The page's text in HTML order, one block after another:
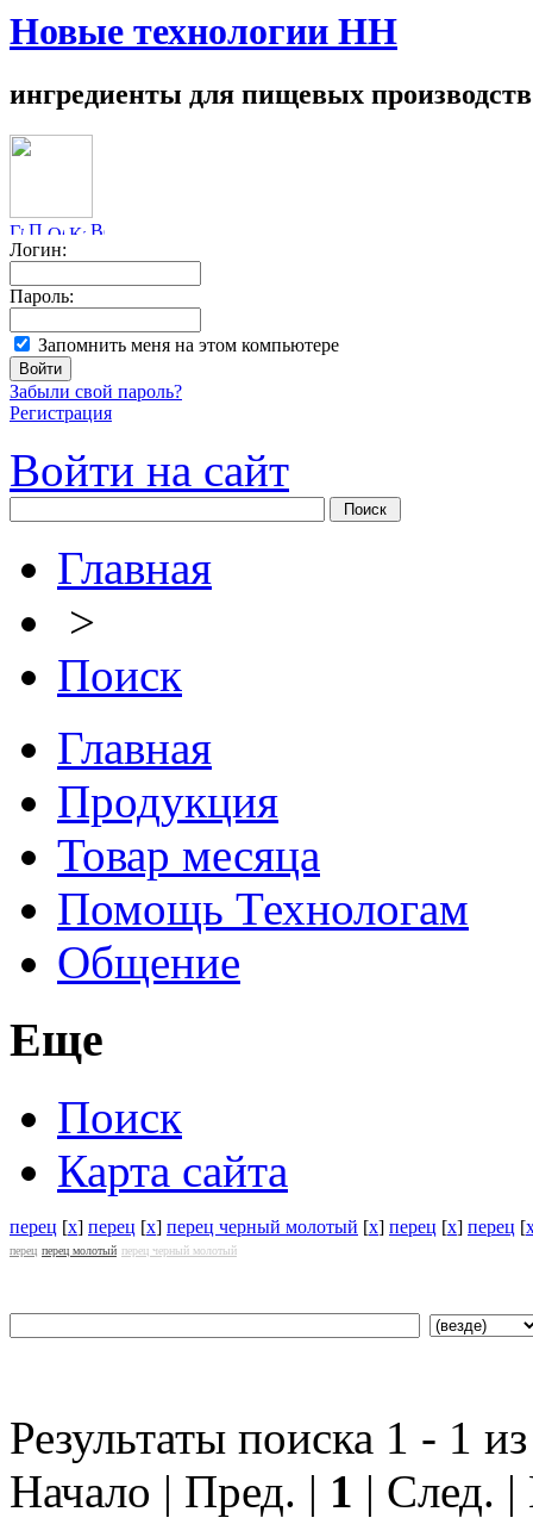
Новые технологии НН
ингредиенты для пищевых производств
Логин:
Пароль:
Запомнить меня на этом компьютере
Забыли свой пароль?
Регистрация
Войти на сайт
Главная
>
Поиск
Главная
Продукция
Товар месяца
Помощь Технологам
Общение
Еще
Поиск
Карта сайта
перец [x] перец [x] перец черный молотый [x] перец [x] перец [
перец перец молотый перец черный молотый
Результаты поиска 1 - 1
Начало | Пред. | 1 | След.